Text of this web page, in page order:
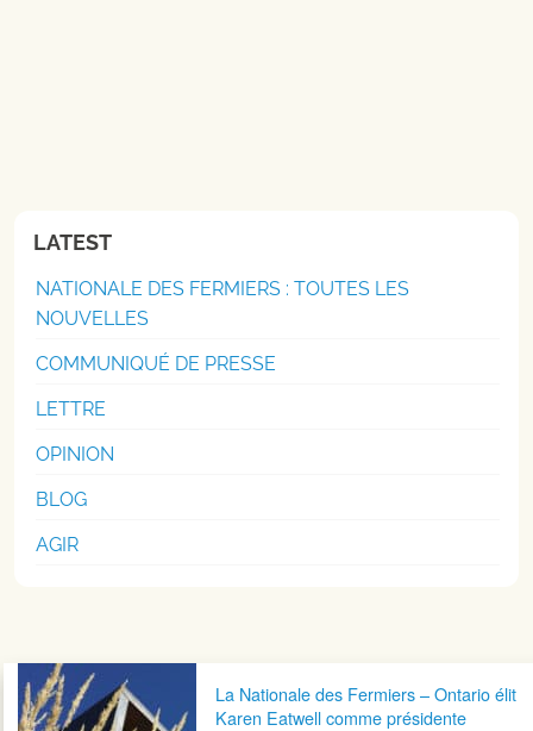
LATEST
NATIONALE DES FERMIERS : TOUTES LES
NOUVELLES
COMMUNIQUÉ DE PRESSE
LETTRE
OPINION
BLOG
AGIR
Navigation postaleLa Nationale des Fermiers – Ontario élit
Karen Eatwell comme présidente